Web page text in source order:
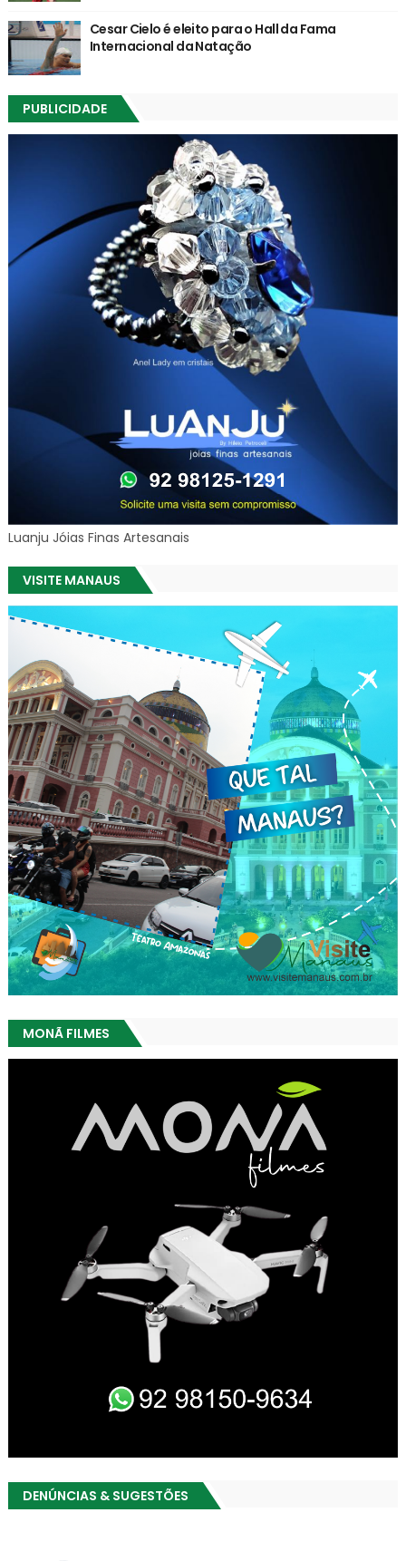
Cesar Cielo é eleito para o Hall da Fama
Internacional da Natação
PUBLICIDADE
Luanju Jóias Finas Artesanais
VISITE MANAUS
MONÃ FILMES
DENÚNCIAS & SUGESTÕES